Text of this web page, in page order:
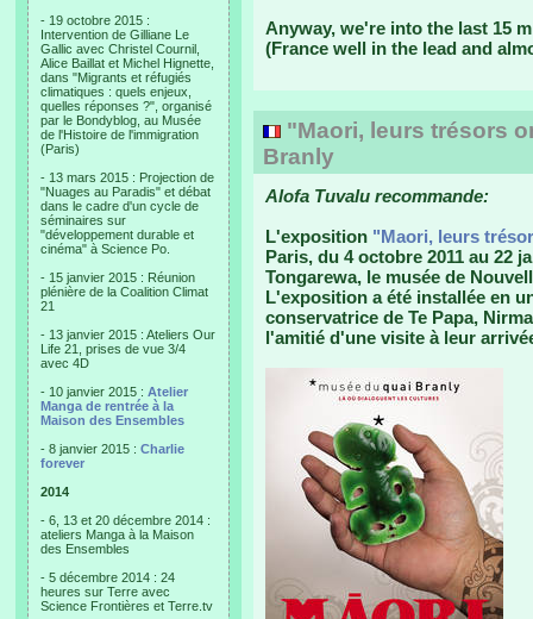
- 19 octobre 2015 :
Intervention de Gilliane Le
Gallic avec Christel Cournil,
Alice Baillat et Michel Hignette,
dans "Migrants et réfugiés
climatiques : quels enjeux,
quelles réponses ?", organisé
par le Bondyblog, au Musée
de l'Histoire de l'immigration
(Paris)
- 13 mars 2015 : Projection de
"Nuages au Paradis" et débat
dans le cadre d'un cycle de
séminaires sur
"développement durable et
cinéma" à Science Po.
- 15 janvier 2015 : Réunion
plénière de la Coalition Climat
21
- 13 janvier 2015 : Ateliers Our
Life 21, prises de vue 3/4
avec 4D
- 10 janvier 2015 : Atelier
Manga de rentrée à la
Maison des Ensembles
- 8 janvier 2015 : Charlie
forever
2014
- 6, 13 et 20 décembre 2014 :
ateliers Manga à la Maison
des Ensembles
- 5 décembre 2014 : 24
heures sur Terre avec
Science Frontières et Terre.tv
Anyway, we're into the last 15
(France well in the lead and
"Maori, leurs trésors
Branly
Alofa Tuvalu recommande:
L'exposition "Maori, leurs
Paris, du 4 octobre 2011 au 22
Tongarewa, le musée de
L'exposition a été installée en
conservatrice de Te Papa,
l'amitié d'une visite à leur